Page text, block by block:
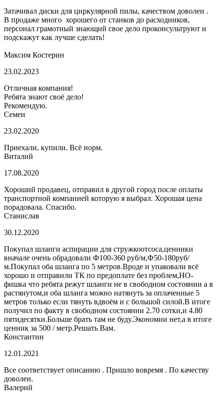
Затачивал диски для циркулярной пилы, качеством доволен .
В продаже много хорошего от станков до расходников,
персонал грамотный знающий свое дело проконсультруют и
подскажут как лучше сделать!
Максим Костерин
23.02.2023
Отличная компания!
Ребята знают своё дело!
Рекомендую.
Семен
23.02.2020
Приехали, купили. Всё норм.
Виталий
17.08.2020
Хороший продавец, отправил в другой город после оплаты
транспортной компанией которую я выбрал. Хорошая цена
порадовала. Спасибо.
Станислав
30.12.2020
Покупал шланги аспирации для стружкоотсоса,ценники
вначале очень обрадовали Ф100-360 руб/м,Ф50-180руб/
м.Покупал оба шланга по 5 метров.Вроде и упаковали всё
хорошо и отправили ТК по предоплате без проблем,НО-
фишка что ребята режут шланги не в свободном состоянии а в
растянутом,и оба шланга можно натянуть за оплаченные 5
метров только если тянуть вдвоём и с большой силой.В итоге
получил по факту в свободном состоянии 2.70 сотки,и 4.80
пятидесятки.Больше брать там не буду.Экономии нет,а в итоге
ценник за 500 / метр.Решать Вам.
Константин
12.01.2021
Все соответствует описанию . Пришло вовремя . По качеству
доволен.
Валерий